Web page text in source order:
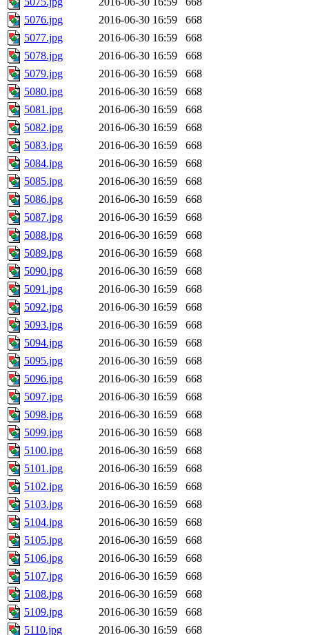
5076.jpg
2016-06-30 16:59
668
5077.jpg
2016-06-30 16:59
668
5078.jpg
2016-06-30 16:59
668
5079.jpg
2016-06-30 16:59
668
5080.jpg
2016-06-30 16:59
668
5081.jpg
2016-06-30 16:59
668
5082.jpg
2016-06-30 16:59
668
5083.jpg
2016-06-30 16:59
668
5084.jpg
2016-06-30 16:59
668
5085.jpg
2016-06-30 16:59
668
5086.jpg
2016-06-30 16:59
668
5087.jpg
2016-06-30 16:59
668
5088.jpg
2016-06-30 16:59
668
5089.jpg
2016-06-30 16:59
668
5090.jpg
2016-06-30 16:59
668
5091.jpg
2016-06-30 16:59
668
5092.jpg
2016-06-30 16:59
668
5093.jpg
2016-06-30 16:59
668
5094.jpg
2016-06-30 16:59
668
5095.jpg
2016-06-30 16:59
668
5096.jpg
2016-06-30 16:59
668
5097.jpg
2016-06-30 16:59
668
5098.jpg
2016-06-30 16:59
668
5099.jpg
2016-06-30 16:59
668
5100.jpg
2016-06-30 16:59
668
5101.jpg
2016-06-30 16:59
668
5102.jpg
2016-06-30 16:59
668
5103.jpg
2016-06-30 16:59
668
5104.jpg
2016-06-30 16:59
668
5105.jpg
2016-06-30 16:59
668
5106.jpg
2016-06-30 16:59
668
5107.jpg
2016-06-30 16:59
668
5108.jpg
2016-06-30 16:59
668
5109.jpg
2016-06-30 16:59
668
5110.jpg
2016-06-30 16:59
668